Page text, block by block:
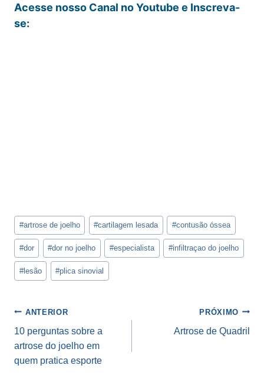
Acesse nosso Canal no Youtube e Inscreva-
se:
Tags
do
Post:
#artrose de joelho #cartilagem lesada #contusão óssea
#dor #dor no joelho #especialista #infiltraçao do joelho
#lesão #plica sinovial
Navegação
de
Post
ANTERIOR
10 perguntas sobre a
artrose do joelho em
quem pratica esporte
PRÓXIMO
Artrose de Quadril